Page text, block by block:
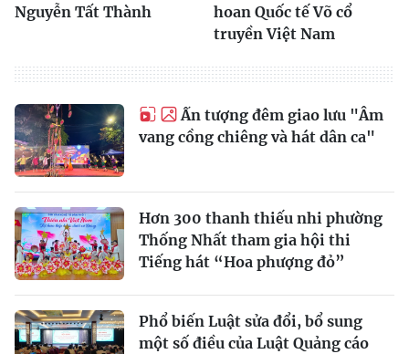
Nguyễn Tất Thành
hoan Quốc tế Võ cổ
truyền Việt Nam
Ấn tượng đêm giao lưu "Âm
vang cồng chiêng và hát dân ca"
Hơn 300 thanh thiếu nhi phường
Thống Nhất tham gia hội thi
Tiếng hát “Hoa phượng đỏ”
Phổ biến Luật sửa đổi, bổ sung
một số điều của Luật Quảng cáo